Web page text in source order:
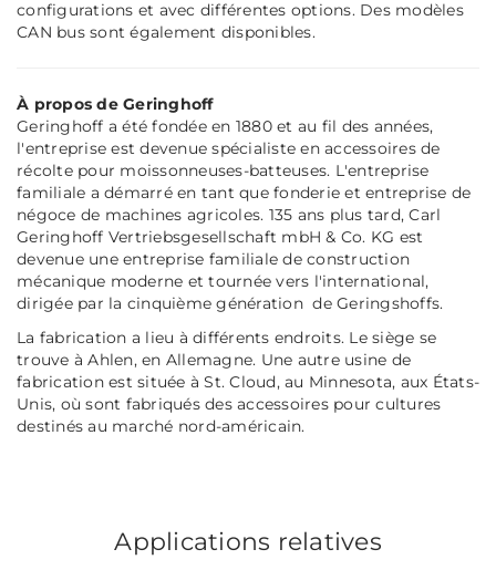
configurations et avec différentes options. Des modèles
CAN bus sont également disponibles.
À propos de Geringhoff
Geringhoff a été fondée en 1880 et au fil des années,
l'entreprise est devenue spécialiste en accessoires de
récolte pour moissonneuses-batteuses. L'entreprise
familiale a démarré en tant que fonderie et entreprise de
négoce de machines agricoles. 135 ans plus tard, Carl
Geringhoff Vertriebsgesellschaft mbH & Co. KG est
devenue une entreprise familiale de construction
mécanique moderne et tournée vers l'international,
dirigée par la cinquième génération de Geringshoffs.
La fabrication a lieu à différents endroits. Le siège se
trouve à Ahlen, en Allemagne. Une autre usine de
fabrication est située à St. Cloud, au Minnesota, aux États-
Unis, où sont fabriqués des accessoires pour cultures
destinés au marché nord-américain.
Applications relatives